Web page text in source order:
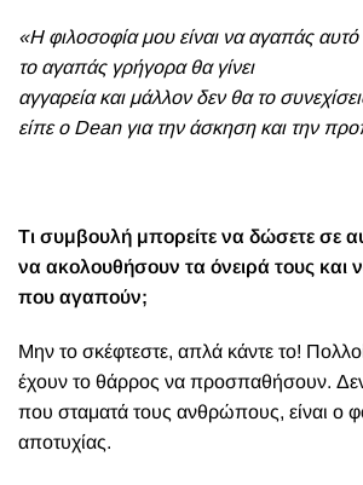
«Η φιλοσοφία μου είναι να αγαπάς
το αγαπάς γρήγορα θα γίνει
αγγαρεία και μάλλον δεν θα το
είπε ο Dean για την άσκηση και την
Τι συμβουλή μπορείτε να δώσετε σε
να ακολουθήσουν τα όνειρά τους και
που αγαπούν;
Μην το σκέφτεστε, απλά κάντε το!
έχουν το θάρρος να προσπαθήσουν. Δεν
που σταματά τους ανθρώπους, είναι ο
αποτυχίας.